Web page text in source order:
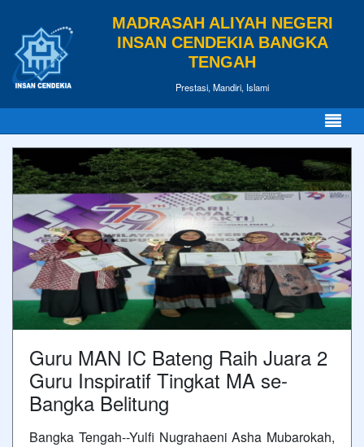
MADRASAH ALIYAH NEGERI
INSAN CENDEKIA BANGKA
TENGAH
Prestasi, Mandiri, Islami
Guru MAN IC Bateng Raih Juara 2
Guru Inspiratif Tingkat MA se-
Bangka Belitung
Bangka Tengah--Yulfi Nugrahaeni Asha Mubarokah,